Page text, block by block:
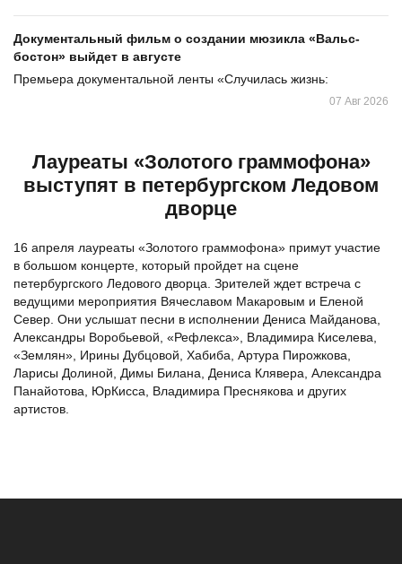
Документальный фильм о создании мюзикла «Вальс-
бостон» выйдет в августе
Премьера документальной ленты «Случилась жизнь:
07 Авг 2026
Лауреаты «Золотого граммофона»
выступят в петербургском Ледовом
дворце
16 апреля лауреаты «Золотого граммофона» примут участие
в большом концерте, который пройдет на сцене
петербургского Ледового дворца. Зрителей ждет встреча с
ведущими мероприятия Вячеславом Макаровым и Еленой
Север. Они услышат песни в исполнении Дениса Майданова,
Александры Воробьевой, «Рефлекса», Владимира Киселева,
«Землян», Ирины Дубцовой, Хабиба, Артура Пирожкова,
Ларисы Долиной, Димы Билана, Дениса Клявера, Александра
Панайотова, ЮрКисса, Владимира Преснякова и других
артистов.